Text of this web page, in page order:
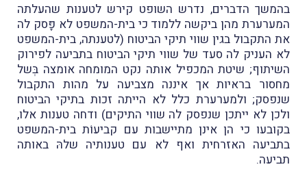
בהמשך הדברים, נדרש השופט קירש לטענות שהעלתה
המערערת מהן ביקשה ללמוד כי בית-המשפט לא פָּסק לה
את התקבול בגין שווי תיקי הביטוח (לטענתה, בית-המשפט
לא העניק לה סעד של שווי תיקי הביטוח בתביעה לפירוק
השיתוף; שיטת המכפיל אותה נקט המומחה אומצה בְּשל
מחסור בראיות אך איננה מצביעה על מהות התקבול
שנפסק; ולמערערת כלל לא הייתה זכות בתיקי הביטוח
ולכן לא ייתכן שנפסק לה שווי התיקים) ודחה טענות אלו,
בקובעו כי הן אינן מתיישבות עם קביעוֹת בית-המשפט
בתביעה האזרחית ואף לא עם טענותיה שלהּ באותה
תביעה.